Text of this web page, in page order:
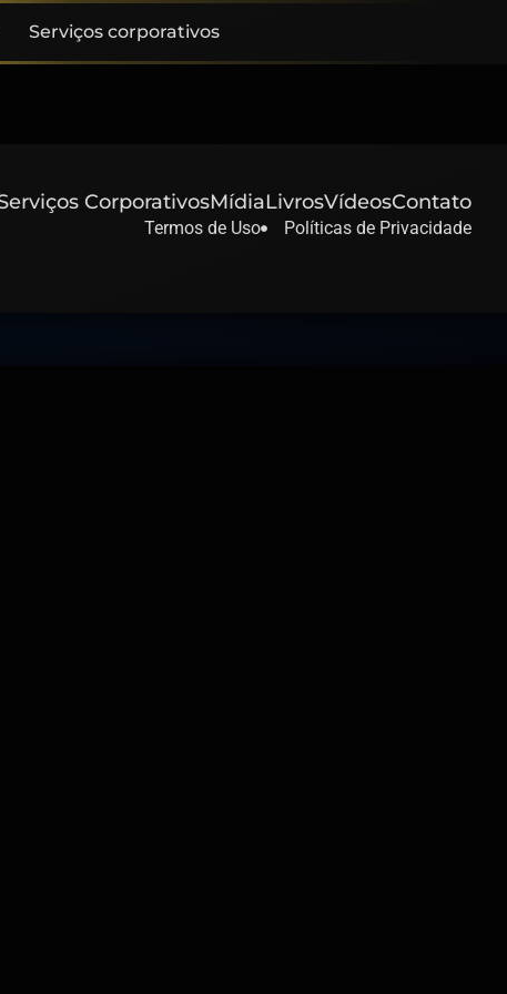
Serviços corporativos
CorporativosMídiaLivrosVídeosContato
Termos de Uso Políticas de Privacidade